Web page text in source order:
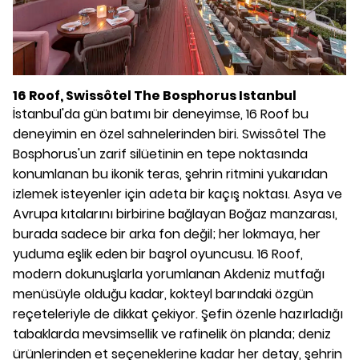
16 Roof, Swissôtel The Bosphorus Istanbul
İstanbul'da gün batımı bir deneyimse, 16 Roof bu
deneyimin en özel sahnelerinden biri. Swissôtel The
Bosphorus'un zarif silüetinin en tepe noktasında
konumlanan bu ikonik teras, şehrin ritmini yukarıdan
izlemek isteyenler için adeta bir kaçış noktası. Asya ve
Avrupa kıtalarını birbirine bağlayan Boğaz manzarası,
burada sadece bir arka fon değil; her lokmaya, her
yuduma eşlik eden bir başrol oyuncusu. 16 Roof,
modern dokunuşlarla yorumlanan Akdeniz mutfağı
menüsüyle olduğu kadar, kokteyl barındaki özgün
reçeteleriyle de dikkat çekiyor. Şefin özenle hazırladığı
tabaklarda mevsimsellik ve rafinelik ön planda; deniz
ürünlerinden et seçeneklerine kadar her detay, şehrin